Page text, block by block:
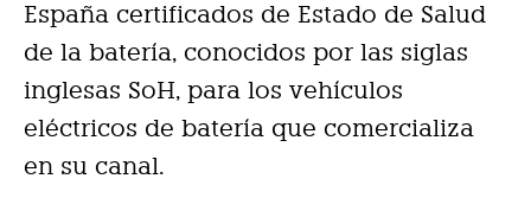
España certificados de Estado de Salud
de la batería, conocidos por las siglas
inglesas SoH, para los vehículos
eléctricos de batería que comercializa
en su canal.